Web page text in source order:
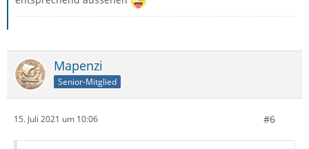
Mapenzi
Senior-Mitglied
15. Juli 2021 um 10:06 #6